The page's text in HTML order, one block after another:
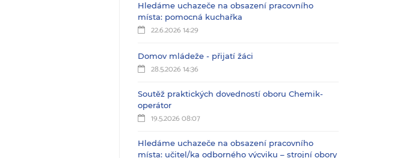
Hledáme uchazeče na obsazení pracovního
místa: pomocná kuchařka
22.6.2026 14:29
Domov mládeže - přijatí žáci
28.5.2026 14:36
Soutěž praktických dovedností oboru Chemik-
operátor
19.5.2026 08:07
Hledáme uchazeče na obsazení pracovního
místa: učitel/ka odborného výcviku – strojní obory